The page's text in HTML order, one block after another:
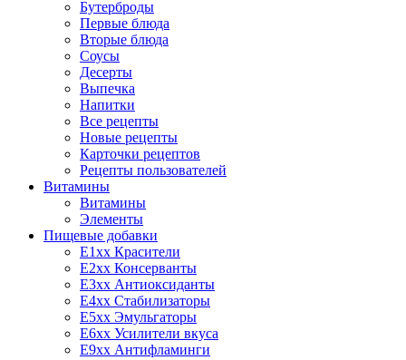
Бутерброды
Первые блюда
Вторые блюда
Соусы
Десерты
Выпечка
Напитки
Все рецепты
Новые рецепты
Карточки рецептов
Рецепты пользователей
Витамины
Витамины
Элементы
Пищевые добавки
E1xx Красители
E2xx Консерванты
E3xx Антиоксиданты
E4xx Стабилизаторы
E5xx Эмульгаторы
E6xx Усилители вкуса
E9xx Антифламинги